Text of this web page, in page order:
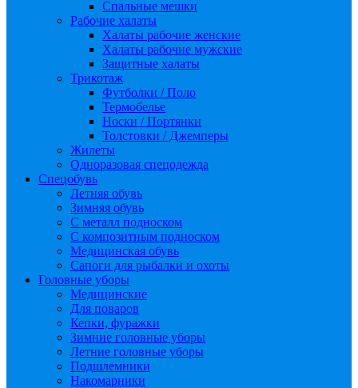
Спальные мешки
Рабочие халаты
Халаты рабочие женские
Халаты рабочие мужские
Защитные халаты
Трикотаж
Футболки / Поло
Термобелье
Носки / Портянки
Толстовки / Джемперы
Жилеты
Одноразовая спецодежда
Спецобувь
Летняя обувь
Зимняя обувь
С металл подноском
С композитным подноском
Медицинская обувь
Сапоги для рыбалки и охоты
Головные уборы
Медицинские
Для поваров
Кепки, фуражки
Зимние головные уборы
Летние головные уборы
Подшлемники
Накомарники